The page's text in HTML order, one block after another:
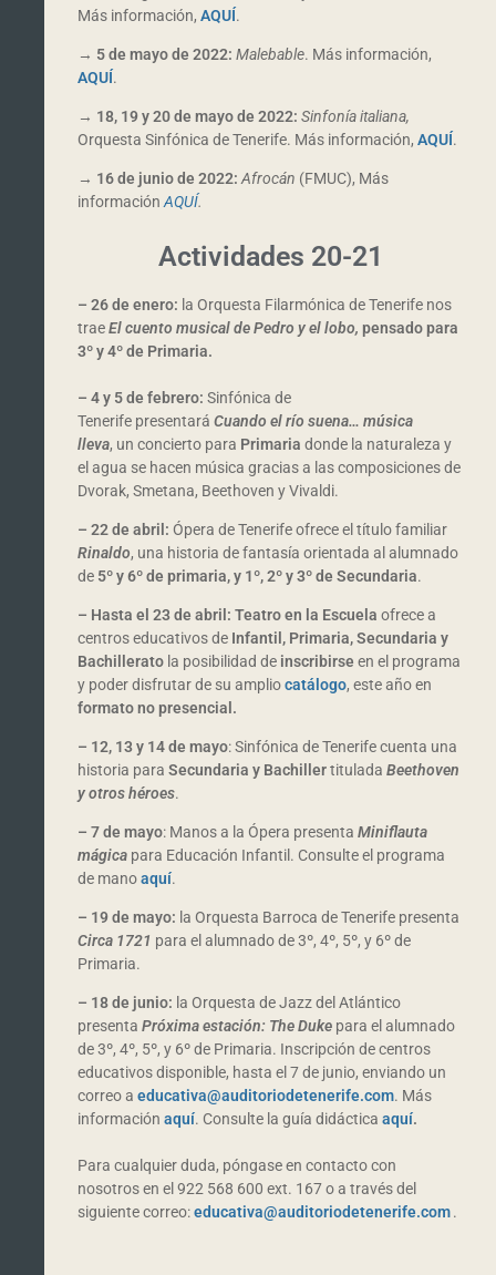
Más información,AQUÍ.
→ 5 de mayo de 2022: Malebable. Más información,
AQUÍ.
→ 18, 19 y 20 de mayo de 2022: Sinfonía italiana,
Orquesta Sinfónica de Tenerife. Más información,AQUÍ.
→ 16 de junio de 2022: Afrocán (FMUC), Más
información AQUÍ.
Actividades 20-21
– 26 de enero: la Orquesta Filarmónica de Tenerife nos
traeEl cuento musical de Pedro y el lobo, pensado para
3º y 4º de Primaria.
– 4 y 5 de febrero: Sinfónica de
Tenerife presentaráCuando el río suena… música
lleva, un concierto para Primaria donde la naturaleza y
el agua se hacen música gracias a las composiciones de
Dvorak, Smetana, Beethoven y Vivaldi.
– 22 de abril: Ópera de Tenerife ofrece el título familiar
Rinaldo, una historia de fantasía orientada al alumnado
de 5º y 6º de primaria, y 1º, 2º y 3º de Secundaria.
– Hasta el 23 de abril: Teatro en la Escuela ofrece a
centros educativos de Infantil, Primaria, Secundaria y
Bachillerato la posibilidad de inscribirse en el programa
y poder disfrutar de su ampliocatálogo, este año en
formato no presencial.
– 12, 13 y 14 de mayo: Sinfónica de Tenerife cuenta una
historia paraSecundaria y Bachillertitulada Beethoven
y otros héroes.
– 7 de mayo: Manos a la Ópera presentaMiniflauta
mágica para Educación Infantil. Consulte el programa
de manoaquí.
– 19 de mayo: la Orquesta Barroca de Tenerife presenta
Circa 1721 para el alumnado de 3º, 4º, 5º, y 6º de
Primaria.
– 18 de junio: la Orquesta de Jazz del Atlántico
presenta Próxima estación: The Duke para el alumnado
de 3º, 4º, 5º, y 6º de Primaria. Inscripción de centros
educativos disponible, hasta el 7 de junio, enviando un
correo aeducativa@auditoriodetenerife.com. Más
informaciónaquí. Consulte la guía didácticaaquí.
Para cualquier duda, póngase en contacto con
nosotros en el 922 568 600 ext. 167 o a través del
siguiente correo:educativa@auditoriodetenerife.com.